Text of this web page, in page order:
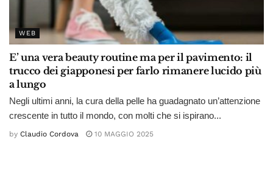
WEB
E’ una vera beauty routine ma per il pavimento: il
trucco dei giapponesi per farlo rimanere lucido più
a lungo
Negli ultimi anni, la cura della pelle ha guadagnato un’attenzione
crescente in tutto il mondo, con molti che si ispirano...
by Claudio Cordova 10 MAGGIO 2025